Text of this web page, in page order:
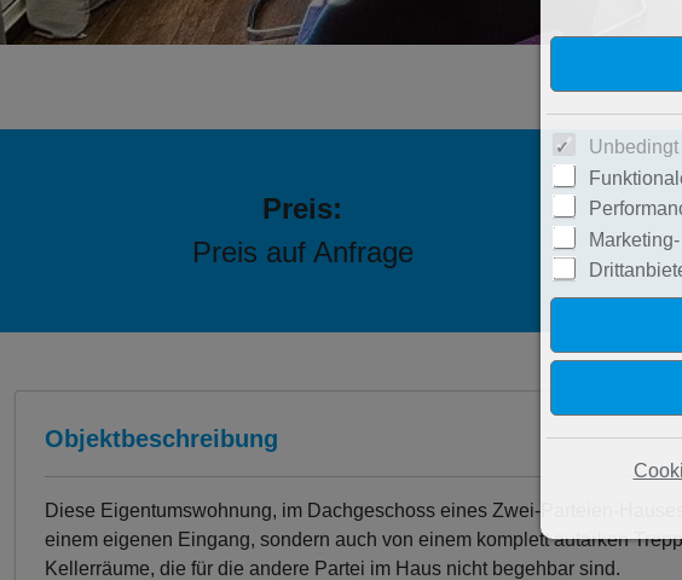
Preis:
Preis auf Anfrage
Objektbeschreibung
Diese Eigentumswohnung, im Dachgeschoss eines Zwei-Parteien-
einem eigenen Eingang, sondern auch von einem komplett autarken
Kellerräume, die für die andere Partei im Haus nicht begehbar sind.